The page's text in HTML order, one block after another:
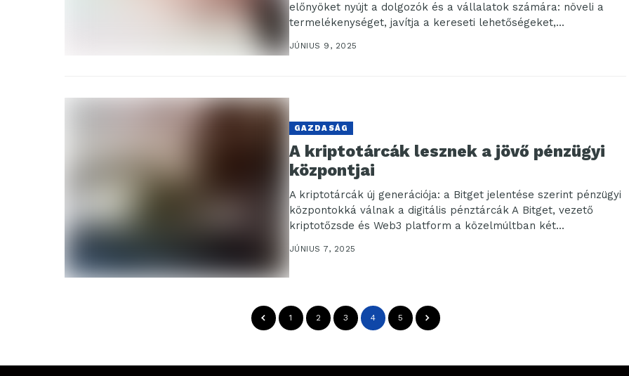
előnyöket nyújt a dolgozók és a vállalatok számára: növeli a
termelékenységet, javítja a kereseti lehetőségeket,...
JÚNIUS 9, 2025
GAZDASÁG
A kriptotárcák lesznek a jövő pénzügyi
központjai
A kriptotárcák új generációja: a Bitget jelentése szerint pénzügyi
központokká válnak a digitális pénztárcák A Bitget, vezető
kriptotőzsde és Web3 platform a közelmúltban két...
JÚNIUS 7, 2025
1 2 3 4 5